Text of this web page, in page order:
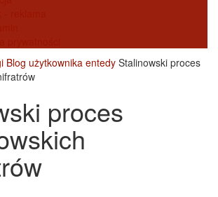
Blog użytkownika entedy Stalinowski proces
proces